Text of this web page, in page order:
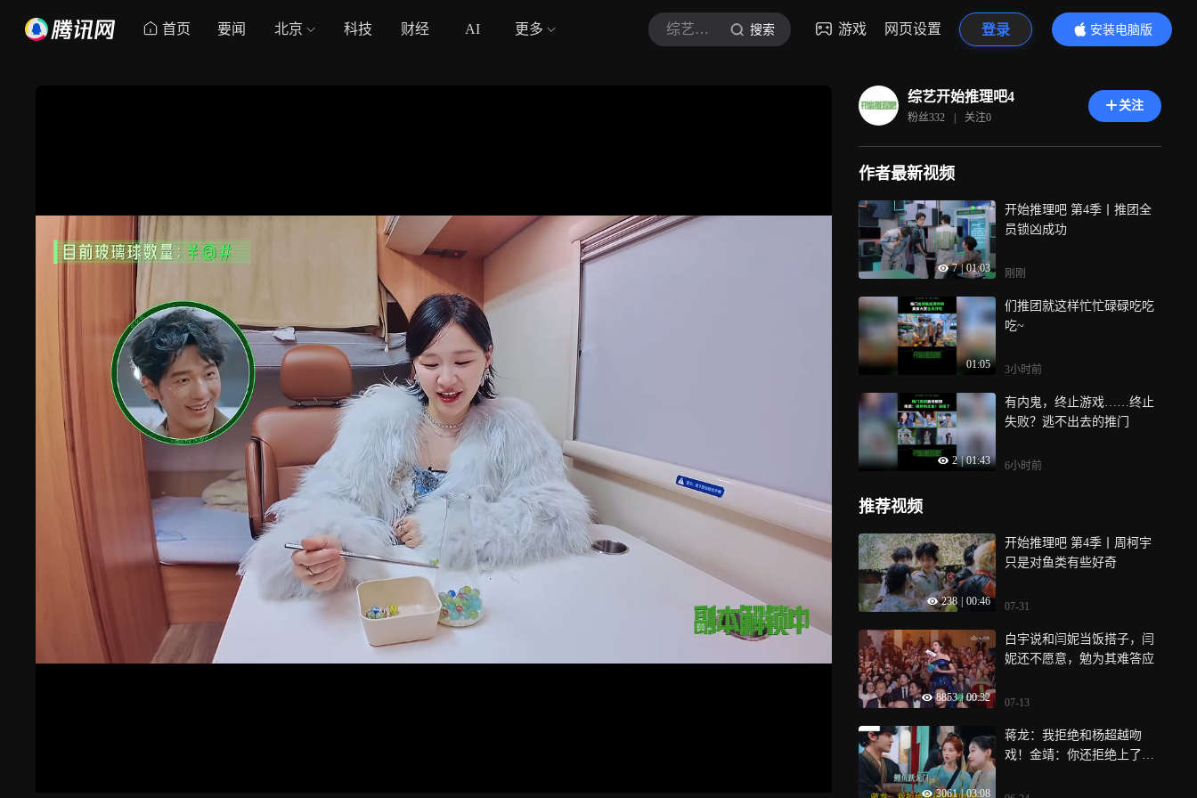
首页 要闻 北京 科技 财经 AI 更多 综艺开始推理吧4 搜索 游戏 网页设置 登录
安装电脑版
内容更精彩
综艺开始推理吧4
粉丝332 | 关注0
关注
作者最新视频
7 | 01:03
开始推理吧 第4季丨推团全
员锁凶成功
刚刚
01:05
们推团就这样忙忙碌碌吃吃
吃~
3小时前
2 | 01:43
有内鬼，终止游戏……终止
失败？逃不出去的推门
6小时前
推荐视频
238 00:46
开始推理吧 第4季丨周柯宇
只是对鱼类有些好奇
07-31
8853 | 00:32
白宇说和闫妮当饭搭子，闫
妮还不愿意，勉为其难答应
07-13
3061 | 03:08
蒋龙：我拒绝和杨超越吻
戏！金靖：你还拒绝上了！